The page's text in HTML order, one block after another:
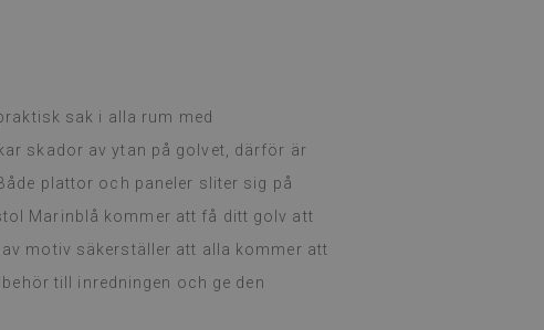
sak i alla rum med
skador av ytan på golvet, därför är
plattor och paneler sliter sig på
Marinblå kommer att få ditt golv att
motiv säkerställer att alla kommer att
till inredningen och ge den